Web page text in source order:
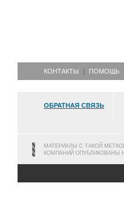
КОНТАКТЫ ПОМОЩЬ
ОБРАТНАЯ СВЯЗЬ
МАТЕРИАЛЫ С ТАКОЙ
КОМПАНИЙ ОПУБЛИКОВАНЫ